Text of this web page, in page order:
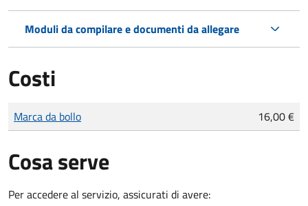
Moduli da compilare e documenti da allegare
Costi
Tipo di pagamento
Importo
Marca da bollo 16,00 €
Cosa serve
Per accedere al servizio, assicurati di avere: